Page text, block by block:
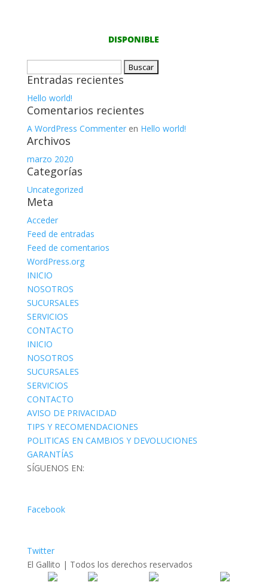
DISPONIBLE
Entradas recientes
Hello world!
Comentarios recientes
A WordPress Commenteren Hello world!
Archivos
marzo 2020
Categorías
Uncategorized
Meta
Acceder
Feed de entradas
Feed de comentarios
WordPress.org
INICIO
NOSOTROS
SUCURSALES
SERVICIOS
CONTACTO
INICIO
NOSOTROS
SUCURSALES
SERVICIOS
CONTACTO
AVISO DE PRIVACIDAD
TIPS Y RECOMENDACIONES
POLITICAS EN CAMBIOS Y DEVOLUCIONES
GARANTÍAS
SÍGUENOS EN:
Facebook
Twitter
El Gallito | Todos los derechos reservados